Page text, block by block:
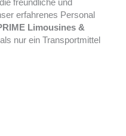
freundliche und
erfahrenes Personal
Limousines &
nur ein Transportmittel